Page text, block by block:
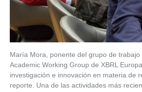
María Mora, ponente del grupo de
Academic Working Group de XBRL
investigación e innovación en materia de
reporte. Una de las actividades más